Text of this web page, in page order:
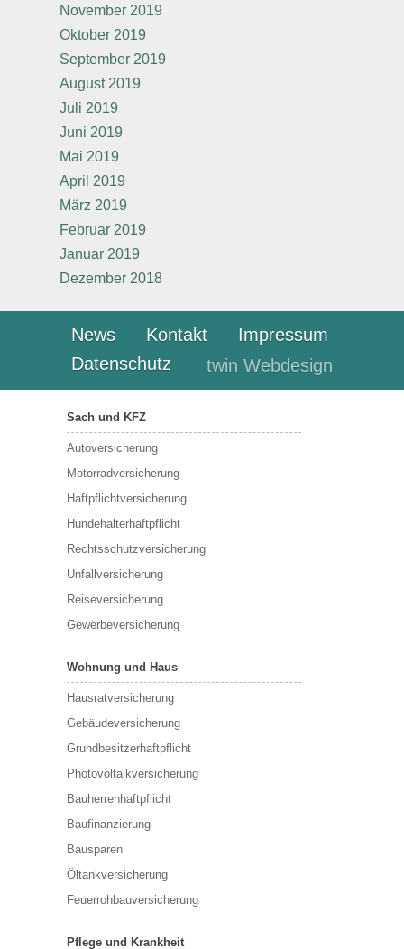
November 2019
Oktober 2019
September 2019
August 2019
Juli 2019
Juni 2019
Mai 2019
April 2019
März 2019
Februar 2019
Januar 2019
Dezember 2018
News Kontakt
Impressum
Datenschutz
twin Webdesign
Sach und KFZ
Autoversicherung
Motorradversicherung
Haftpflichtversicherung
Hundehalterhaftpflicht
Rechtsschutzversicherung
Unfallversicherung
Reiseversicherung
Gewerbeversicherung
Wohnung und Haus
Hausratversicherung
Gebäudeversicherung
Grundbesitzerhaftpflicht
Photovoltaikversicherung
Bauherrenhaftpflicht
Baufinanzierung
Bausparen
Öltankversicherung
Feuerrohbauversicherung
Pflege und Krankheit